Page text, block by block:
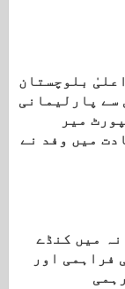
بلوچستان
سے پارلیمانی
میر
میں وفد نے
میں کنڈے
فراہمی اور